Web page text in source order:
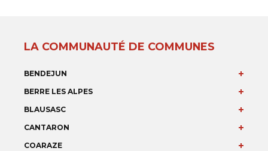
LA COMMUNAUTÉ DE COMMUNES
BENDEJUN
BERRE LES ALPES
BLAUSASC
CANTARON
COARAZE